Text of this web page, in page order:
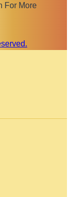
For More